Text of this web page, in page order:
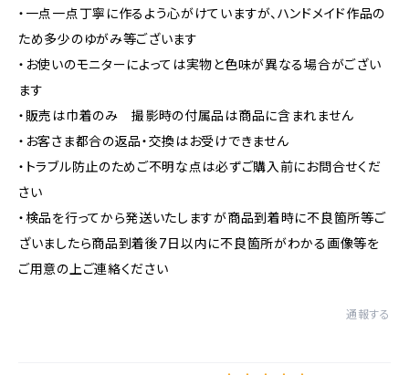
・一点一点丁寧に作るよう心がけていますが、ハンドメイド作品の
ため多少のゆがみ等ございます
・お使いのモニターによっては実物と色味が異なる場合がござい
ます
・販売は巾着のみ 撮影時の付属品は商品に含まれません
・お客さま都合の返品・交換はお受けできません
・トラブル防止のためご不明な点は必ずご購入前にお問合せくだ
さい
・検品を行ってから発送いたしますが商品到着時に不良箇所等ご
ざいましたら商品到着後7日以内に不良箇所がわかる画像等を
ご用意の上ご連絡ください
通報する